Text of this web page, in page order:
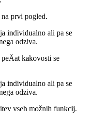
prvi pogled.
individualno ali pa se
odziva.
kakovosti se
individualno ali pa se
odziva.
vseh možnih funkcij.